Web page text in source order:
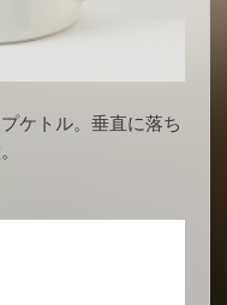
ケトル。垂直に落ち